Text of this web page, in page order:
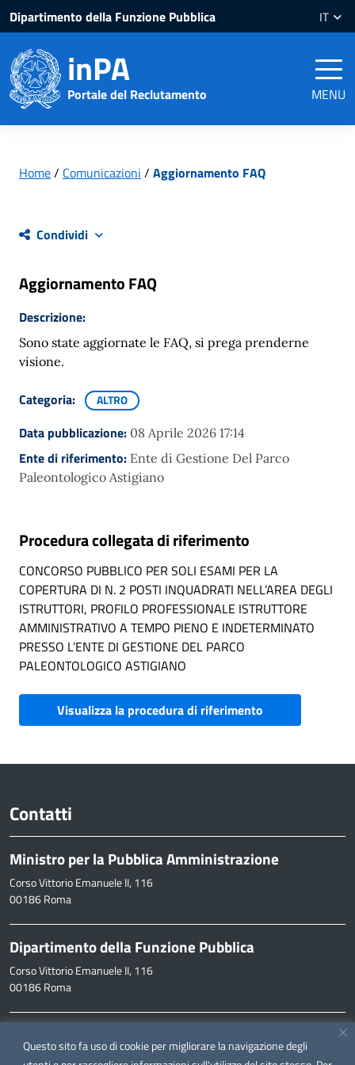
Questo sito fa uso di cookie per migliorare la navigazione degli
Salta
al
contenuto
Salta
al
pagina
Dipartimento della Funzione Pubblica IT
inPA
Portale del Reclutamento MENU
Home/ Comunicazioni / Aggiornamento FAQ
Condividi
Aggiornamento FAQ
Descrizione:
Sono state aggiornate le FAQ, si prega prenderne
visione.
Categoria: ALTRO
Data pubblicazione: 08 Aprile 2026 17:14
Ente di riferimento: Ente di Gestione Del Parco
Paleontologico Astigiano
Procedura collegata di riferimento
CONCORSO PUBBLICO PER SOLI ESAMI PER LA
COPERTURA DI N. 2 POSTI INQUADRATI NELL’AREA DEGLI
ISTRUTTORI, PROFILO PROFESSIONALE ISTRUTTORE
AMMINISTRATIVO A TEMPO PIENO E INDETERMINATO
PRESSO L’ENTE DI GESTIONE DEL PARCO
PALEONTOLOGICO ASTIGIANO
Visualizza la procedura di riferimento
Contatti
Ministro per la Pubblica Amministrazione
Corso Vittorio Emanuele II, 116
00186 Roma
Dipartimento della Funzione Pubblica
Corso Vittorio Emanuele II, 116
00186 Roma
inpa@funzionepubblica.it